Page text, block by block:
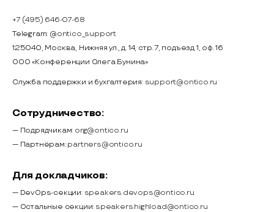
+7 (495) 646-07-68
Telegram: @ontico_support
125040, Москва, Нижняя ул., д. 14, стр. 7, подъезд 1, оф. 16
ООО «Конференции Олега Бунина»
Служба поддержки и бухгалтерия: support@ontico.ru
Сотрудничество:
— Подрядчикам: org@ontico.ru
— Партнёрам: partners@ontico.ru
Для докладчиков:
— DevOps-секции: speakers.devops@ontico.ru
— Остальные секции: speakers.highload@ontico.ru